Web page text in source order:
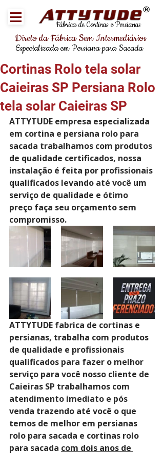
Fábrica de Cortinas e Persianas
®
Direto da Fábrica Sem Intermediários
Especializada em Persiana para Sacada
Cortinas Rolo tela solar
Caieiras SP Persiana Rolo
tela solar Caieiras SP
ATTYTUDE empresa especializada
em cortina e persiana rolo para
sacada trabalhamos com produtos
de qualidade certificados, nossa
instalação é feita por profissionais
qualificados levando até você um
serviço de qualidade e ótimo
preço faça seu orçamento sem
compromisso.
ATTYTUDE fabrica de cortinas e
persianas, trabalha com produtos
de qualidade e profissionais
qualificados para fazer o melhor
serviço para você nosso cliente de
Caieiras SP trabalhamos com
atendimento imediato e pós
venda trazendo até você o que
temos de melhor em persianas
rolo para sacada e cortinas rolo
para sacada com dois anos de